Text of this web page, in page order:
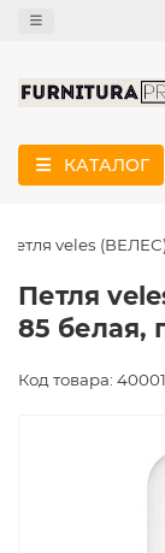
КАТАЛОГ
Петля veles
Петля
85 белая,
Код товара: 40001